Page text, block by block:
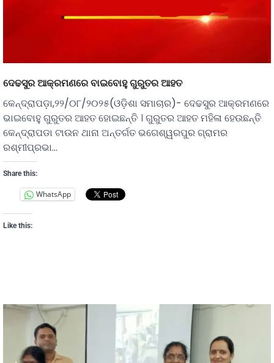
ଦେଢସୁର ଆକ୍ରମଣରେ ବାଇବୋହୁ ଗୁରୁତର ଆହତ
କେନ୍ଦ୍ରାପଡ଼ା,୨୨/୦୮/୨୦୨୫(ଓଡ଼ିଶା ସମାଚାର)- ଦେଢସୁର ଆକ୍ରମଣରେ
ଭାଇବୋହୁ ଗୁରୁତର ଆହତ ହୋଇଛନ୍ତି । ଗୁରୁତର ଆହତ ମହିଳା ହେଉଛନ୍ତି
କେନ୍ଦ୍ରାପଡା ଟାଉନ ଥାନା ଅନ୍ତର୍ଗତ ଭଗେଶ୍ୱରପୁର ଗ୍ରାମର
ରଶ୍ମୀପ୍ରଭା…
Share this:
WhatsApp
Like this: